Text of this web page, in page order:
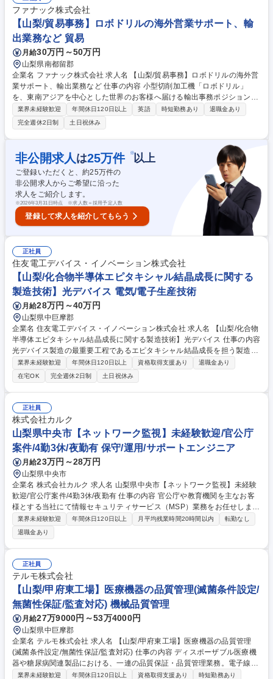
は実際に現場で装置の物流業務（搬入・梱包・設置・運送関連）の基礎を
学び、2年目以降に装置物流部の業務を経験に応じてお任せいたします。
募集職種 【物流実務/入出荷】半導体製造装置/プライム上場/東京エレクト
ロンG/年休125日
ファナック株式会社
【山梨/貿易事務】ロボドリルの海外営業サポート、輸
出業務など 貿易
月給30万円～50万円
山梨県南都留郡
企業名 ファナック株式会社 求人名 【山梨/貿易事務】ロボドリルの海外営
業サポート、輸出業務など 仕事の内容 小型切削加工機「ロボドリル」
を、東南アジアを中心とした世界のお客様へ届ける輸出事務ポジションで
す。海外関係会社と連携しながら、見積作成から安全保障対応、輸出手続
きまで一貫してご担当いただきます。 【業務詳細】東南アジアを中心とし
た世界のお客様向けにロボドリルの見積作成～輸出対応までを担当いただ
きます。■海外営業サポート（見積作成・安全保障対応）：海外関係会社
の担当者から届くオーダーの内容確認、見積作成、安全保障貿易管理に基
づく確認・書類作成、受注後製造部門への依頼・納期調整■輸出業務（出
荷・物流手配）：提携会社への梱包・出荷指示、インボイス等輸出書類作
成、出荷スケジュール調整・管理 募集職種 【山梨/貿易事務】ロボドリル
の海外営業サポート、輸出業務など
業界未経験歓迎 年間休日120日以上 英語 時短勤務あり
退職金あり
完全週休2日制
土日祝休み
非公開求人 は25万件 ※以上
ご登録いただくと、約25万件の
非公開求人からご希望に沿った
求人をご紹介します。
※2026年3月31日時点 ※求人数＝採用予定人数
登録して求人を紹介してもらう
正社員
住友電工デバイス・イノベーション株式会社
【山梨/化合物半導体エピタキシャル結晶成長に関する
製造技術】光デバイス 電気/電子生産技術
月給28万円～40万円
山梨県中巨摩郡
企業名 住友電工デバイス・イノベーション株式会社 求人名 【山梨/化合物
半導体エピタキシャル結晶成長に関する製造技術】光デバイス 仕事の内容
光デバイス製造の最重要工程であるエピタキシャル結晶成長を担う製造技
術エンジニア。MOCVD等を用いた化合物半導体の結晶成長プロセスにつ
いて、量産立ち上げから歩留まり安定化、不具合対策まで。 ・MOCVD等
によるエピタキシャル結晶成長プロセスの製造技術開発 ・量産立ち上げ、
歩留まり安定化、不具合対策 ・製造装置の改善・新規導入対応（洗浄装
置、CVD装置等） ・原料・材料変動への対応、サプライヤとの技術的折
衝 ・各工程(前工程、後工程)との連携による課題解決 ・新製品の量産プロ
セス確立 募集職種 【山梨/化合物半導体エピタキシャル結晶成長に関する
製造技術】光デバイス
業界未経験歓迎 年間休日120日以上 資格取得支援あり
退職金あり
在宅OK
完全週休2日制 土日祝休み
正社員
株式会社カルク
山梨県中央市【ネットワーク監視】未経験歓迎/官公庁
案件/4勤3休/夜勤有 保守/運用/サポートエンジニア
月給23万円～28万円
山梨県中央市
企業名 株式会社カルク 求人名 山梨県中央市【ネットワーク監視】未経験
歓迎/官公庁案件/4勤3休/夜勤有 仕事の内容 官公庁や教育機関を主なお客
様とする当社にて情報セキュリティサービス（MSP）業務をお任せしま
す。クライアントの大切な情報資産をサイバー攻撃から守るため24時間体
制での監視・保守を担うポジションです。 ■クライアントの情報資産・ネ
ットワークのリアルタイム監視 ■情報セキュリティの保守および管理業務
■セキュリティインシデント（異常発生）時の初期対応■定期的なセキュリ
ティレポートの作成 ★最終的には1日12時間拘束（実働10時間）の4勤3
休シフトへ移行し、効率的に働けます。【業務内容の変更範囲】会社の定
める業務 募集職種 山梨県中央市【ネットワーク監視】未経験歓迎/官公庁
案件/4勤3休/夜勤有
業界未経験歓迎 年間休日120日以上 月平均残業時間20時間以内
転勤なし
退職金あり
正社員
テルモ株式会社
【山梨/甲府東工場】医療機器の品質管理(滅菌条件設定/
無菌性保証/監査対応) 機械品質管理
月給27万9000円～53万4000円
山梨県中巨摩郡
企業名 テルモ株式会社 求人名 【山梨/甲府東工場】医療機器の品質管理
(滅菌条件設定/無菌性保証/監査対応) 仕事の内容 ディスポーザブル医療機
器や糖尿病関連製品における、一連の品質保証・品質管理業務。電子線や
ガス滅菌の条件設定、無菌性保証に関する微生物試験、試験方法の設定、
業界未経験歓迎 年間休日120日以上 資格取得支援あり
時短勤務あり